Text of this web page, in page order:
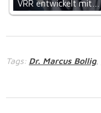
VRR entwickelt mit…
Tags: Dr. Marcus Bollig,